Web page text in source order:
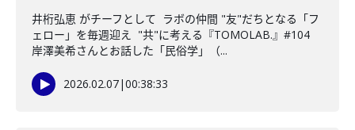
井桁弘恵 がチーフとして ラボの仲間 "友"だちとなる「フ
ェロー」を毎週迎え "共"に考える『TOMOLAB.』#104
岸澤美希さんとお話した「民俗学」（...
2026.02.07|00:38:33